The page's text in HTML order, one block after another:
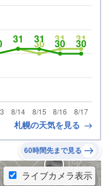
札幌の天気を見る
60時間先まで見る